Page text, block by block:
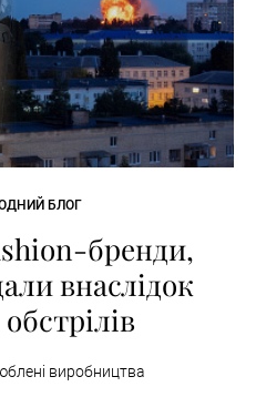
БЛОГ
бренди,
внаслідок
виробництва